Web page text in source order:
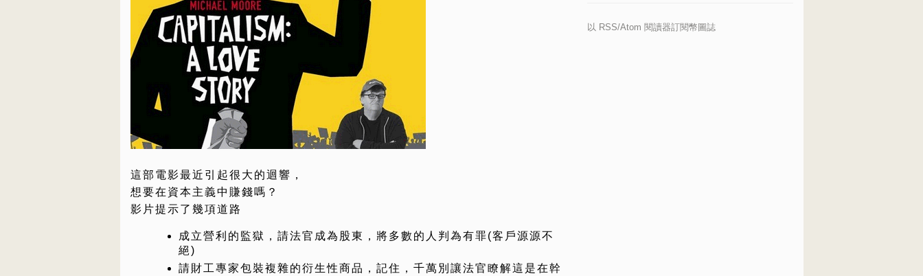
這部電影最近引起很大的迴響，
想要在資本主義中賺錢嗎？
影片提示了幾項道路
成立營利的監獄，請法官成為股東，將多數的人判為有罪(客戶源源不
絕)
請財工專家包裝複雜的衍生性商品，記住，千萬別讓法官瞭解這是在幹
以 RSS/Atom 閱讀器訂閱幣圖誌